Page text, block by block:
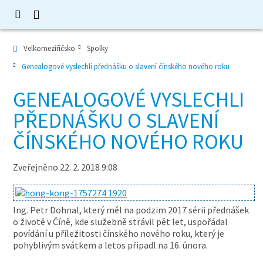
Velkomeziříčsko
Spolky
Genealogové vyslechli přednášku o slavení čínského nového roku
GENEALOGOVÉ VYSLECHLI
PŘEDNÁŠKU O SLAVENÍ
ČÍNSKÉHO NOVÉHO ROKU
Zveřejněno 22. 2. 2018 9:08
Ing. Petr Dohnal, který měl na podzim 2017 sérii přednášek
o životě v Číně, kde služebně strávil pět let, uspořádal
povídání u příležitosti čínského nového roku, který je
pohyblivým svátkem a letos připadl na 16. února.